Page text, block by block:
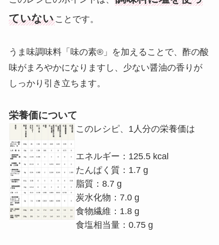
ていないことです。
うま味調味料「味の素®」を加えることで、酢の酸
味がまろやかになりますし、少ない醤油の香りが
しっかり引き立ちます。
栄養価について
このレシピ、1人分の栄養価は
エネルギー：125.5 kcal
たんぱく質：1.7 g
脂質：8.7 g
炭水化物：7.0 g
食物繊維：1.8 g
食塩相当量：0.75 g